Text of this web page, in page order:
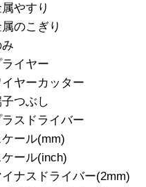
やすり
のこぎり
ライヤー
イヤーカッター
つぶし
ラスドライバー
ケール(mm)
ケール(inch)
イナスドライバー(2mm)